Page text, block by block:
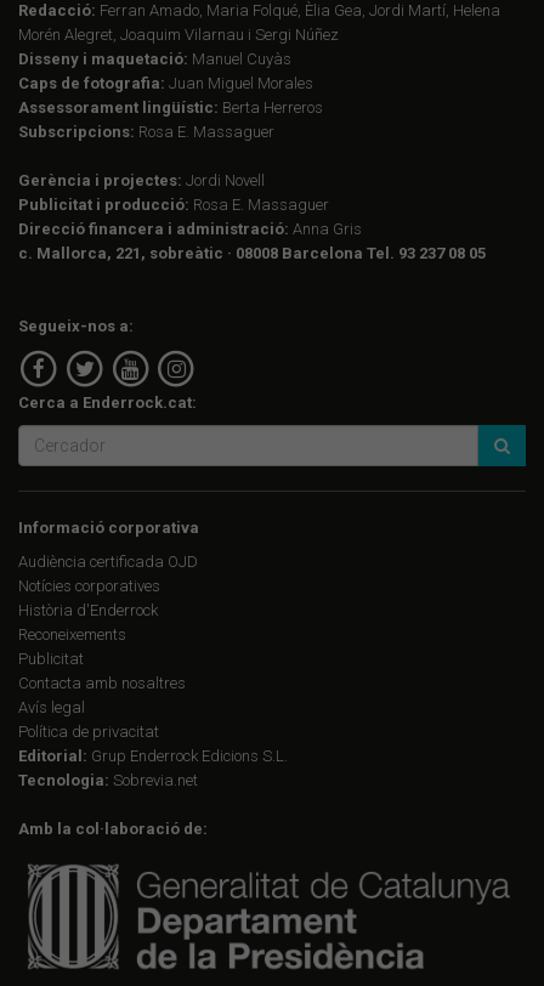
Redacció: Ferran Amado, Maria Folqué, Èlia Gea, Jordi Martí, Helena
Morén Alegret, Joaquim Vilarnau i Sergi Núñez
Disseny i maquetació: Manuel Cuyàs
Caps de fotografia: Juan Miguel Morales
Assessorament lingüístic: Berta Herreros
Subscripcions: Rosa E. Massaguer
Gerència i projectes: Jordi Novell
Publicitat i producció: Rosa E. Massaguer
Direcció financera i administració: Anna Gris
c. Mallorca, 221, sobreàtic · 08008 Barcelona Tel. 93 237 08 05
Segueix-nos a:
Cerca a Enderrock.cat:
Informació corporativa
Audiència certificada OJD
Notícies corporatives
Història d'Enderrock
Reconeixements
Publicitat
Contacta amb nosaltres
Avís legal
Política de privacitat
Editorial: Grup Enderrock Edicions S.L.
Tecnologia: Sobrevia.net
Amb la col·laboració de: